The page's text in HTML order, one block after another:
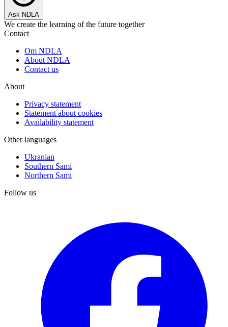
Ask NDLA
We create the learning of the future together
Contact
Om NDLA
About NDLA
Contact us
About
Privacy statement
Statement about cookies
Availability statement
Other languages
Ukranian
Southern Sami
Northern Sami
Follow us